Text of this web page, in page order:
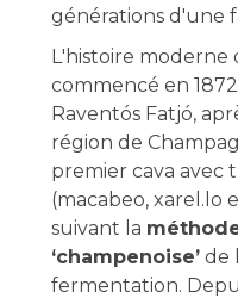
générations d'une
L'histoire moderne
commencé en
Raventós Fatjó,
région de
premier cava avec
(macabeo, xarel.lo
suivant la
‘champenoise’de
fermentation.